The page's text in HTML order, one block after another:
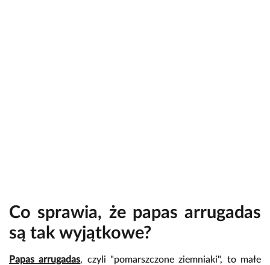
Co sprawia, że papas arrugadas
są tak wyjątkowe?
Papas arrugadas, czyli "pomarszczone ziemniaki", to małe